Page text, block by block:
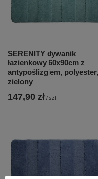
SERENITY dywanik
łazienkowy 60x90cm z
antypoślizgiem, polyester,
zielony
147,90 zł / szt.